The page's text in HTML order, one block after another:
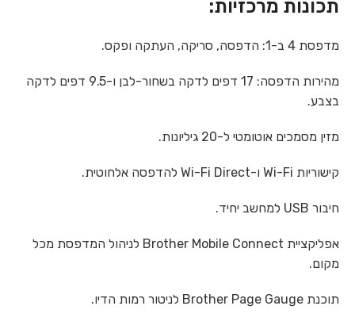
תכונות מרכזיות:
מדפסת 4 ב-1: הדפסה, סריקה, העתקה ופקס.
מהירות הדפסה: 17 דפים לדקה בשחור-לבן ו-9.5 דפים לדקה
בצבע.
מזין מסמכים אוטומטי ל-20 גיליונות.
קישוריות Wi-Fi ו-Wi-Fi Direct להדפסה אלחוטית.
חיבור USB למחשב יחיד.
אפליקציית Brother Mobile Connect לניהול המדפסת מכל
מקום.
תוכנת Brother Page Gauge לניטור רמות הדיו.